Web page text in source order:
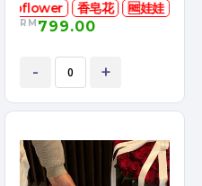
soapflower
香皂花 🆓娃娃
RM 799.00
- +